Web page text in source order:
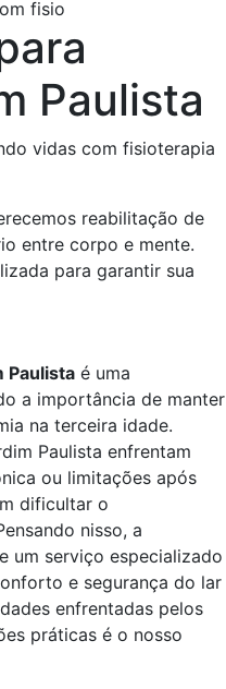
Paulista
vidas com fisioterapia
reabilitação de
entre corpo e mente.
para garantir sua
Paulista é uma
a importância de manter
na terceira idade.
Paulista enfrentam
ou limitações após
dificultar o
nisso, a
um serviço especializado
e segurança do lar
enfrentadas pelos
práticas é o nosso